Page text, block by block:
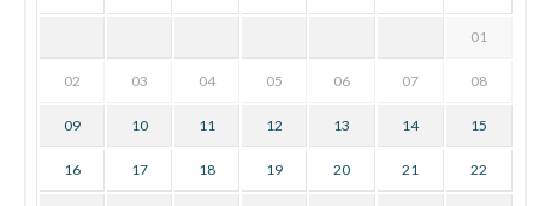
01
02 03 04 05 06 07 08
09 10 11 12 13 14 15
16 17 18 19 20 21 22